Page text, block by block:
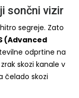
sončni vizir
segreje. Zato
(Advanced
odprtine na
skozi kanale v
čelado skozi